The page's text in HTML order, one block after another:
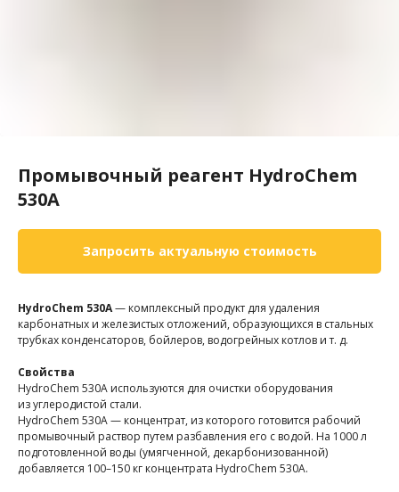
Промывочный реагент HydroChem
530А
Запросить актуальную стоимость
HydroChem 530А— комплексный продукт для удаления
карбонатных и железистых отложений, образующихся в стальных
трубках конденсаторов, бойлеров, водогрейных котлов и т. д.
Свойства
HydroChem 530А используются для очистки оборудования
из углеродистой стали.
HydroChem 530А — концентрат, из которого готовится рабочий
промывочный раствор путем разбавления его с водой. На 1000 л
подготовленной воды (умягченной, декарбонизованной)
добавляется 100–150 кг концентрата HydroChem 530А.